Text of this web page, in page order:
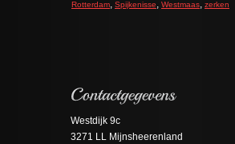
Rotterdam, Spijkenisse, Westmaas, zerken
Westdijk 9c
3271 LL Mijnsheerenland